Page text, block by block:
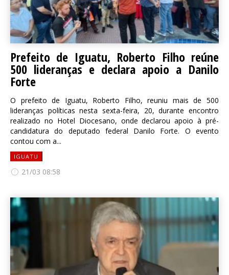
Prefeito de Iguatu, Roberto Filho reúne
500 lideranças e declara apoio a Danilo
Forte
O prefeito de Iguatu, Roberto Filho, reuniu mais de 500
lideranças políticas nesta sexta-feira, 20, durante encontro
realizado no Hotel Diocesano, onde declarou apoio à pré-
candidatura do deputado federal Danilo Forte. O evento
contou com a...
IGUATU
21/03 08:58